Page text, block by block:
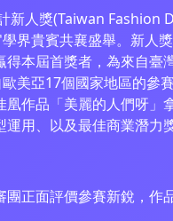
新人獎(Taiwan
界貴賓共襄盛舉。新人
得本屆首獎者，為來自臺
美亞17個國家地區的參
凰作品「美麗的人們呀
用、以及最佳商業潛力
團正面評價參賽新銳，作